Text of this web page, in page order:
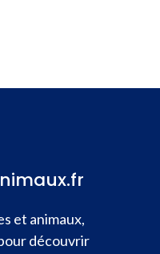
et animaux,
découvrir